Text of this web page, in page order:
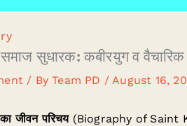
सुधारक: कबीरयुग व वैचारिक
/ ByTeam PD /August 16,
जीवन परिचय(Biography of Saint